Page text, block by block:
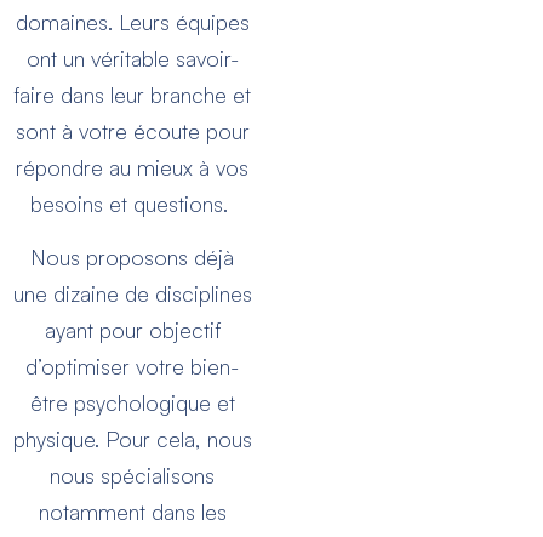
domaines. Leurs équipes
ont un véritable savoir-
faire dans leur branche et
sont à votre écoute pour
répondre au mieux à vos
besoins et questions.
Nous proposons déjà
une dizaine de disciplines
ayant pour objectif
d’optimiser votre bien-
être psychologique et
physique. Pour cela, nous
nous spécialisons
notamment dans les